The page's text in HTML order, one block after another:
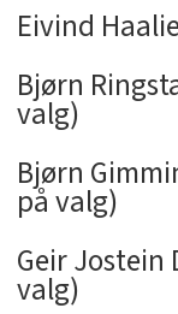
Eivind
Bjørn
valg)
Bjørn
på valg)
Geir Jostein
valg)